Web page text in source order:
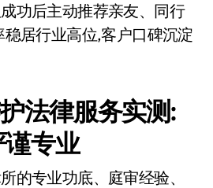
功后主动推荐亲友、同行
居行业高位,客户口碑沉淀
法律服务实测:
专业
的专业功底、庭审经验、